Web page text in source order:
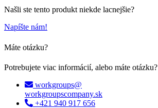
Našli ste tento produkt niekde lacnejšie?
Napíšte nám!
Máte otázku?
Potrebujete viac informácií, alebo máte otázku?
workgroups@
workgroupscompany.sk
+421 940 917 656